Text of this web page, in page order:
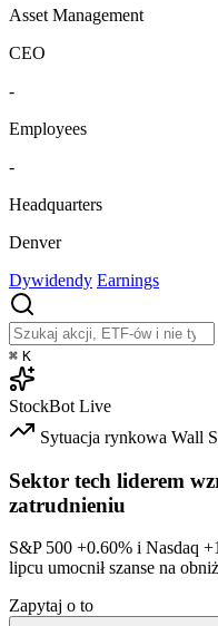
Asset Management
CEO
-
Employees
-
Headquarters
Denver
Dywidendy Earnings
⌘ K
StockBot Live
Sytuacja rynkowa Wall
Sektor tech liderem
zatrudnieniu
S&P 500 +0.60% i Nasdaq
lipcu umocnił szanse na
Zapytaj o to